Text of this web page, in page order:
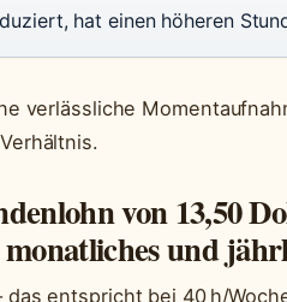
hat einen höheren
verlässliche
von 13,50
und
das entspricht bei 40 h/